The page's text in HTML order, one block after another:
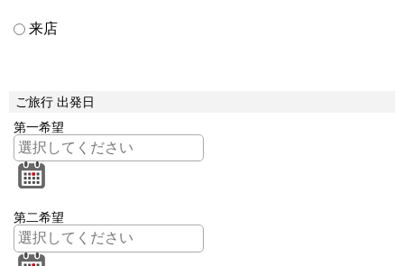
来店
ご旅行 出発日
第一希望
第二希望